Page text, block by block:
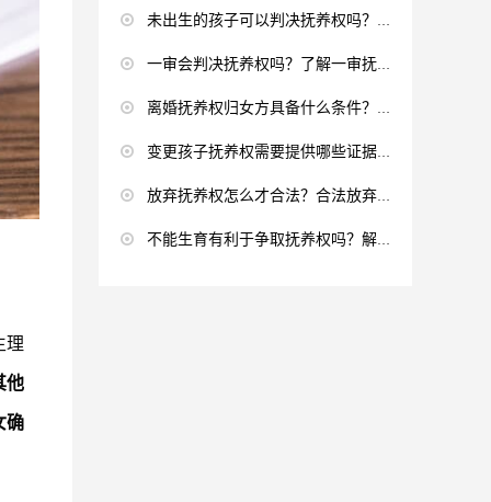
理
他
确
未出生的孩子可以判决抚养权吗？解析法律规定与实际情况
一审会判决抚养权吗？了解一审抚养权判决规则
离婚抚养权归女方具备什么条件？明确条件助您争取权益
变更孩子抚养权需要提供哪些证据？掌握关键证据助力抚养权变更
放弃抚养权怎么才合法？合法放弃抚养权的方法解析
不能生育有利于争取抚养权吗？解析生育状况与抚养权的关联